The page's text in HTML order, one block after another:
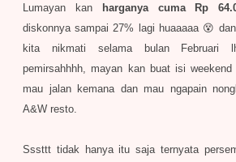
Lumayan kan harganya cuma Rp
diskonnya sampai 27% lagi huaaaaa 😵
kita nikmati selama bulan Februari
pemirsahhhh, mayan kan buat isi
mau jalan kemana dan mau ngapain
A&W resto.
Sssttt tidak hanya itu saja ternyata